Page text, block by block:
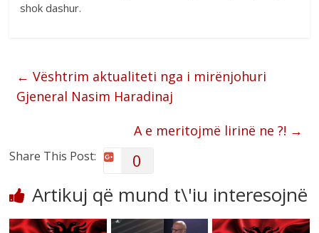
shok dashur.
← Vështrim aktualiteti nga i mirënjohuri
Gjeneral Nasim Haradinaj
A e meritojmë lirinë ne ?! →
Share This Post: 0
Artikuj që mund t\'iu interesojnë